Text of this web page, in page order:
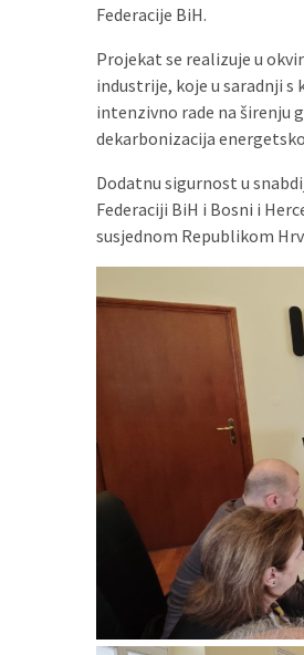
Federacije BiH.
Projekat se realizuje u
industrije, koje u saradnji
intenzivno rade na širenju
dekarbonizacija
Dodatnu sigurnost u
Federaciji BiH i Bosni i
susjednom Republikom